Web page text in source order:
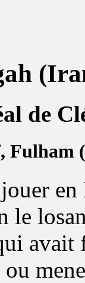
de
Fulham
le
avait